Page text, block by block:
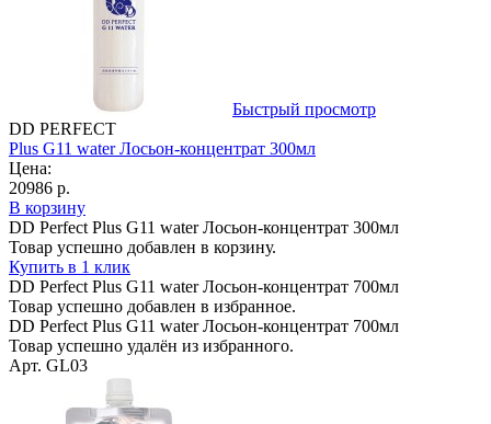
Быстрый просмотр
DD PERFECT
Plus G11 water Лосьон-концентрат 300мл
Цена:
20986 р.
В корзину
DD Perfect Plus G11 water Лосьон-концентрат 300мл
Товар успешно добавлен в корзину.
Купить в 1 клик
DD Perfect Plus G11 water Лосьон-концентрат 700мл
Товар успешно добавлен в избранное.
DD Perfect Plus G11 water Лосьон-концентрат 700мл
Товар успешно удалён из избранного.
Арт. GL03